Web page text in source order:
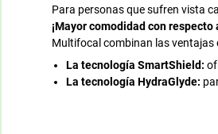
Para personas que sufren vista
¡Mayor comodidad con
Multifocal combinan las
La tecnología SmartShield:
La tecnología HydraGlyde: